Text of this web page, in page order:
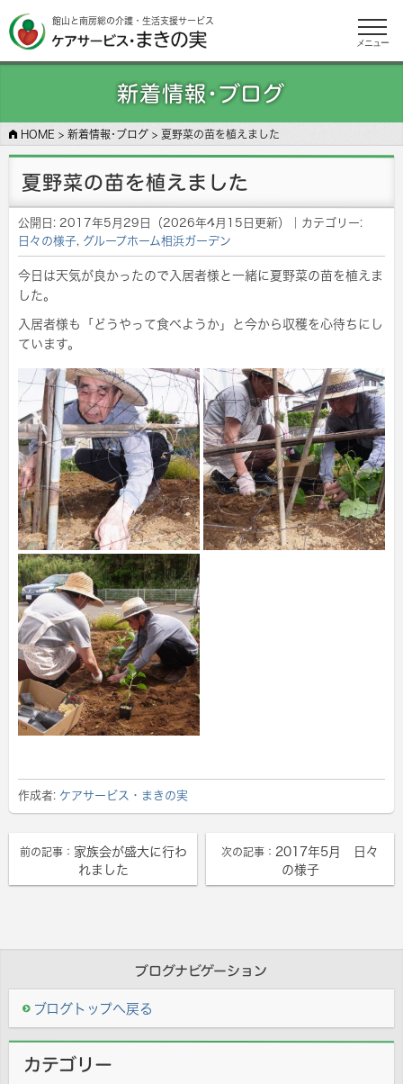
館山と南房総の介護・生活支援サービス
メニュー
新着情報･ブログ
HOME > 新着情報･ブログ > 夏野菜の苗を植えました
夏野菜の苗を植えました
公開日: 2017年5月29日 （2026年4月15日更新）
｜カテゴリー:
日々の様子, グループホーム相浜ガーデン
今日は天気が良かったので入居者様と一緒に夏野菜の苗を植えま
した。
入居者様も「どうやって食べようか」と今から収穫を心待ちにし
ています。
作成者: ケアサービス・まきの実
前の記事： 家族会が盛大に行わ
れました
次の記事： 2017年5月 日々
の様子
ブログナビゲーション
ブログトップへ戻る
カテゴリー